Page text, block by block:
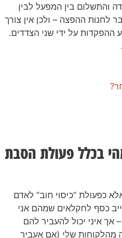
והתשלום בין המפעל לבין
לחנות ההפצה – ולכן אין צורך
וביצוע ההפקדות על ידי שני הצדדים.
בכלל פעולת הסבת
כפעולת “כיסוי חוב” לאדם
כסף לחקלאים שמהם אני
איני יכול להעביר להם
מהלקוחות שלי (אם אעביר